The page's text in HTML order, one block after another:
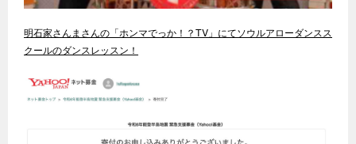
明石家さんまさんの「ホンマでっか！？TV」にてソウルアローダンスス
クールのダンスレッスン！